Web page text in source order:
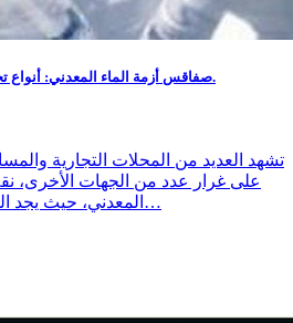
صفاقس أزمة الماء المعدني: أنواع تختفي وأخرى تظهر والأسعار ترتفع.
تشهد العديد من المحلات التجارية
على غرار عدد من الجهات الأخرى،
المعدني، حيث يجد المواطن صعوبة في الحصول…